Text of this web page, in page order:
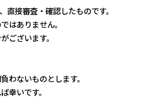
接審査・確認したものです。
はありません。
ございます。
わないものとします。
幸いです。